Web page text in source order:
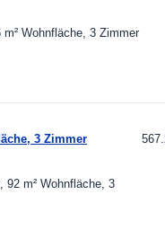
Wohnfläche, 3 Zimmer
3 Zimmer
92 m² Wohnfläche, 3